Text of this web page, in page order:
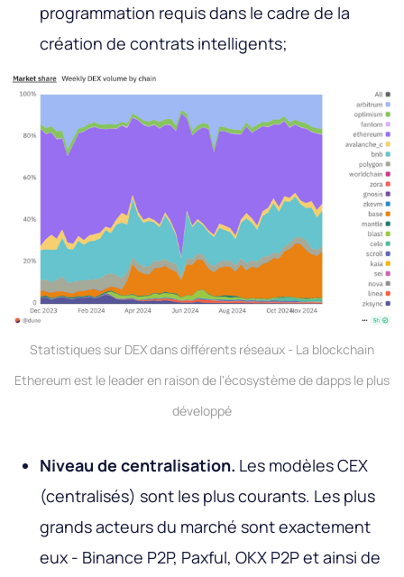
programmation requis dans le cadre de la
création de contrats intelligents;
Statistiques sur DEX dans différents réseaux - La blockchain
Ethereum est le leader en raison de l'écosystème de dapps le plus
développé
Niveau de centralisation. Les modèles CEX
(centralisés) sont les plus courants. Les plus
grands acteurs du marché sont exactement
eux - Binance P2P, Paxful, OKX P2P et ainsi de